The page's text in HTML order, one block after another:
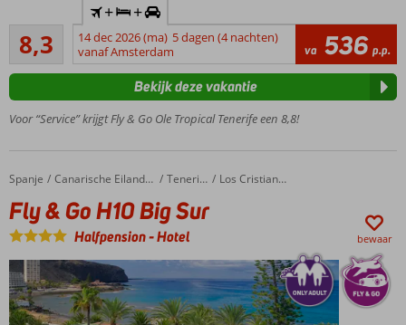
min.
leeftijd
16 jaar
centrum op
loopafstand
Suites met
slaapkamer
Heerlijk
zwembad
met
zonneterras
Halfpension
en All
8,3
Zeer goed
19
beoordelingen
+ +
14 dec 2026 (ma) 5 dagen (4 nachten)
vanaf Amsterdam
va 536 p.p.
Voor “Service” krijgt Fly & Go Ole Tropical Tenerife een 8,8!
Bekijk deze vakantie
Home
Spanje Canarische Eilanden Tenerife Los Cristianos
Fly & Go H10 Big Sur
Fly & Go H10 Big Sur
Halfpension-Hotel bewaar